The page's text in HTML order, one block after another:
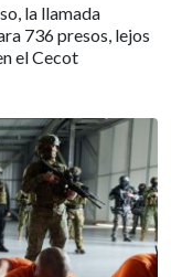
la llamada
736 presos, lejos
el Cecot